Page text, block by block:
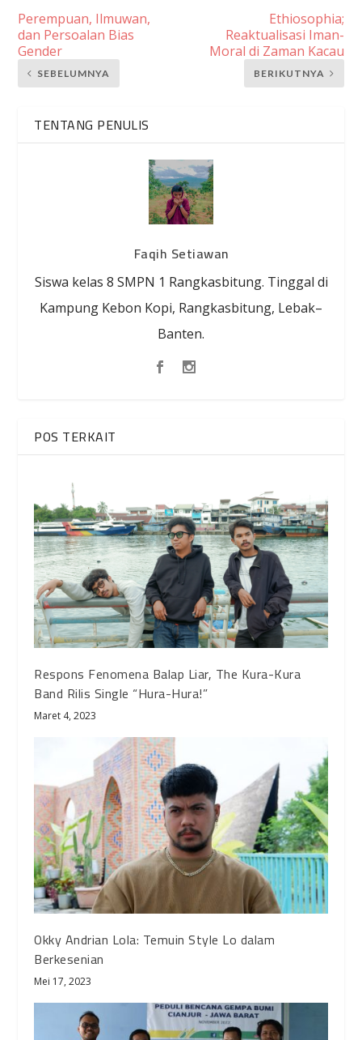
Perempuan, Ilmuwan,
dan Persoalan Bias
Gender
SEBELUMNYA
Ethiosophia;
Reaktualisasi Iman-
Moral di Zaman Kacau
BERIKUTNYA
TENTANG PENULIS
Faqih Setiawan
Siswa kelas 8 SMPN 1 Rangkasbitung. Tinggal di
Kampung Kebon Kopi, Rangkasbitung, Lebak–
Banten.
POS TERKAIT
Respons Fenomena Balap Liar, The Kura-Kura
Band Rilis Single “Hura-Hura!”
Maret 4, 2023
Okky Andrian Lola: Temuin Style Lo dalam
Berkesenian
Mei 17, 2023